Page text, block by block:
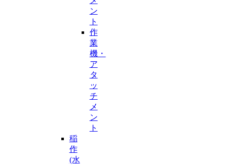
ン
ト
作
業
機・
ア
タ
ッ
チ
メ
ン
ト
稲
作
(水